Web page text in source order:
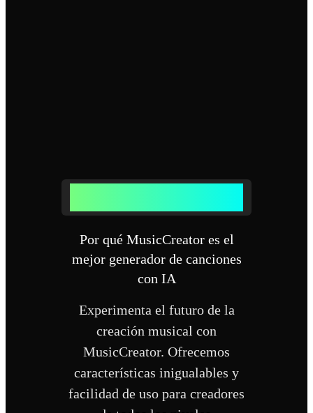
Por qué MusicCreator es el
mejor generador de canciones
con IA
Experimenta el futuro de la
creación musical con
MusicCreator. Ofrecemos
características inigualables y
facilidad de uso para creadores